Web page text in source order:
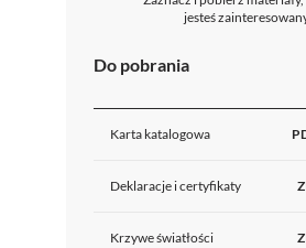
jesteś
Do pobrania
Karta katalogowa
Deklaracje i certyfikaty
Krzywe światłości